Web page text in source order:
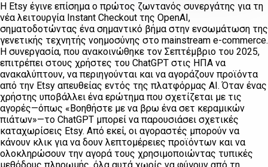
Η Etsy έγινε επίσημα ο πρώτος ζωντανός συνεργάτης για τη
νέα λειτουργία Instant Checkout της OpenAI,
σηματοδοτώντας ένα σημαντικό βήμα στην ενσωμάτωση της
γενετικής τεχνητής νοημοσύνης στο mainstream e-commerce.
Η συνεργασία, που ανακοινώθηκε τον Σεπτέμβριο του 2025,
επιτρέπει στους χρήστες του ChatGPT στις ΗΠΑ να
ανακαλύπτουν, να περιηγούνται και να αγοράζουν προϊόντα
από την Etsy απευθείας εντός της πλατφόρμας AI. Όταν ένας
χρήστης υποβάλλει ένα ερώτημα που σχετίζεται με τις
αγορές—όπως «Βοηθήστε με να βρω ένα σετ κεραμικών
πιάτων»—το ChatGPT μπορεί να παρουσιάσει σχετικές
καταχωρίσεις Etsy. Από εκεί, οι αγοραστές μπορούν να
κάνουν κλικ για να δουν λεπτομέρειες προϊόντων και να
ολοκληρώσουν την αγορά τους χρησιμοποιώντας τυπικές